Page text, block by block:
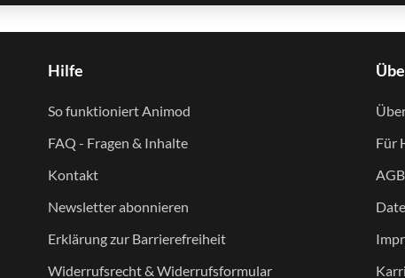
Hilfe
So funktioniert Animod
FAQ - Fragen & Inhalte
Kontakt
Newsletter abonnieren
Erklärung zur Barrierefreiheit
Widerrufsrecht & Widerrufsformular
Für